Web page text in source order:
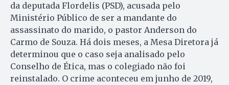
da deputada Flordelis (PSD), acusada pelo
Ministério Público de ser a mandante do
assassinato do marido, o pastor Anderson do
Carmo de Souza. Há dois meses, a Mesa Diretora já
determinou que o caso seja analisado pelo
Conselho de Ética, mas o colegiado não foi
reinstalado. O crime aconteceu em junho de 2019,